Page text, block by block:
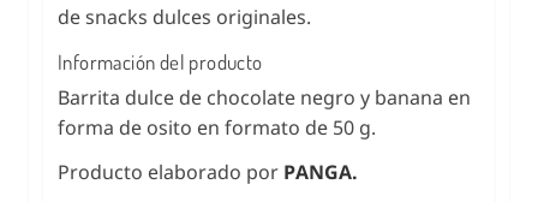
de snacks dulces originales.
Información del producto
Barrita dulce de chocolate negro y banana en
forma de osito en formato de 50 g.
Producto elaborado por PANGA.